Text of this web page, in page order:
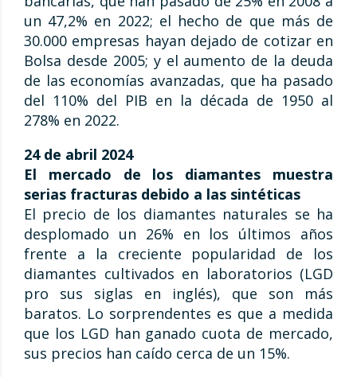
un 47,2% en 2022; el hecho de que más de
30.000 empresas hayan dejado de cotizar en
Bolsa desde 2005; y el aumento de la deuda
de las economías avanzadas, que ha pasado
del 110% del PIB en la década de 1950 al
278% en 2022.
24 de abril 2024
El mercado de los diamantes muestra
serias fracturas debido a las sintéticas
El precio de los diamantes naturales se ha
desplomado un 26% en los últimos años
frente a la creciente popularidad de los
diamantes cultivados en laboratorios (LGD
pro sus siglas en inglés), que son más
baratos. Lo sorprendentes es que a medida
que los LGD han ganado cuota de mercado,
sus precios han caído cerca de un 15%.